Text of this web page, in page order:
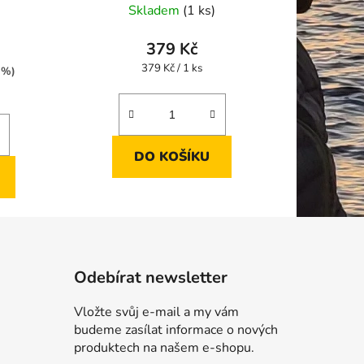
Skladem (1 ks)
379 Kč
Měrná
379 Kč / 1 ks
DO KOŠÍKU
Odebírat newsletter
Vložte svůj e-mail a my vám
budeme zasílat informace o nových
produktech na našem e-shopu.